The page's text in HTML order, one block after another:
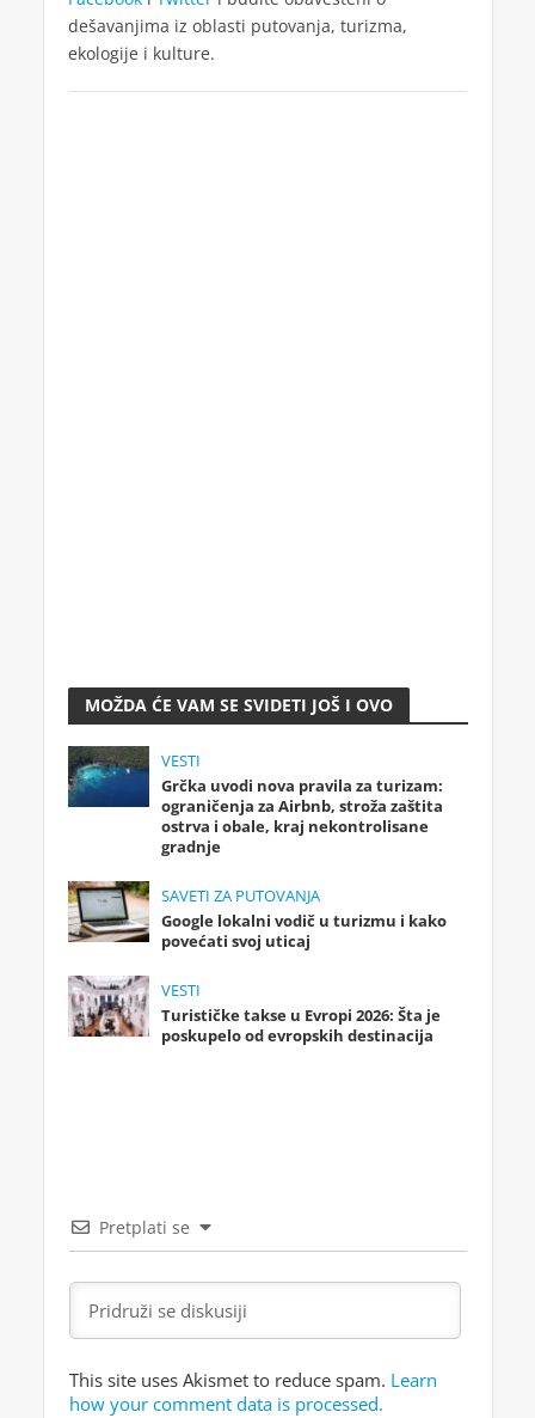
dešavanjima iz oblasti putovanja, turizma,
ekologije i kulture.
MOŽDA ĆE VAM SE SVIDETI JOŠ I OVO
VESTI
Grčka uvodi nova pravila za turizam:
ograničenja za Airbnb, stroža zaštita
ostrva i obale, kraj nekontrolisane
gradnje
SAVETI ZA PUTOVANJA
Google lokalni vodič u turizmu i kako
povećati svoj uticaj
VESTI
Turističke takse u Evropi 2026: Šta je
poskupelo od evropskih destinacija
Pretplati se
This site uses Akismet to reduce spam. Learn
how your comment data is processed.